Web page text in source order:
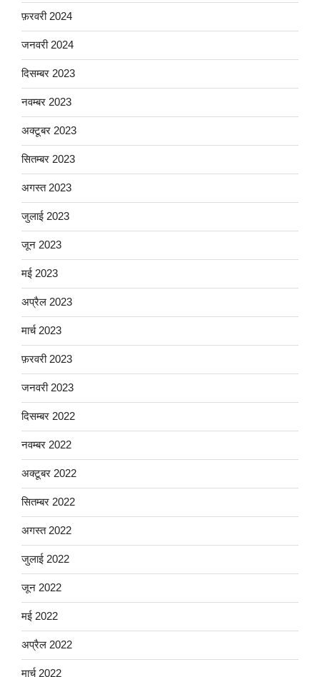
फ़रवरी 2024
जनवरी 2024
दिसम्बर 2023
नवम्बर 2023
अक्टूबर 2023
सितम्बर 2023
अगस्त 2023
जुलाई 2023
जून 2023
मई 2023
अप्रैल 2023
मार्च 2023
फ़रवरी 2023
जनवरी 2023
दिसम्बर 2022
नवम्बर 2022
अक्टूबर 2022
सितम्बर 2022
अगस्त 2022
जुलाई 2022
जून 2022
मई 2022
अप्रैल 2022
मार्च 2022